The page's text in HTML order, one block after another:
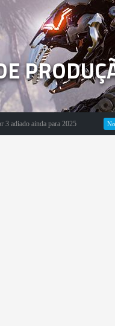
ainda para 2025